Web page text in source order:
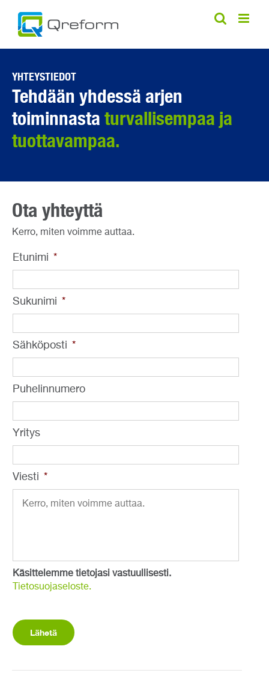
content
YHTEYSTIEDOT
Tehdään yhdessä arjen
toiminnasta turvallisempaa ja
tuottavampaa.
Ota yhteyttä
Kerro, miten voimme auttaa.
Etunimi *
Sukunimi *
Sähköposti *
Puhelinnumero
Yritys
Viesti *
Käsittelemme tietojasi vastuullisesti.
Tietosuojaseloste.
Lähetä